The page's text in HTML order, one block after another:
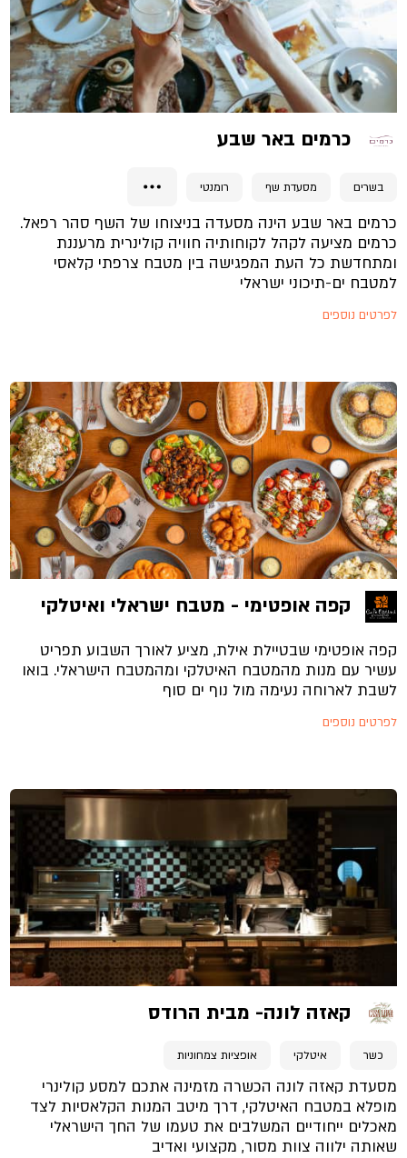
כרמים באר שבע
בשרים מסעדת שף רומנטי
כרמים באר שבע הינה מסעדה בניצוחו של השף סהר רפאל.
כרמים מציעה לקהל לקוחותיה חוויה קולינרית מרעננת
ומתחדשת כל העת המפגישה בין מטבח צרפתי קלאסי
למטבח ים-תיכוני ישראלי
לפרטים נוספים
קפה אופטימי - מטבח ישראלי ואיטלקי
קפה אופטימי שבטיילת אילת, מציע לאורך השבוע תפריט
עשיר עם מנות מהמטבח האיטלקי ומהמטבח הישראלי. בואו
לשבת לארוחה נעימה מול נוף ים סוף
לפרטים נוספים
קאזה לונה- מבית הרודס
כשר איטלקי אופציות צמחוניות
מסעדת קאזה לונה הכשרה מזמינה אתכם למסע קולינרי
מופלא במטבח האיטלקי, דרך מיטב המנות הקלאסיות לצד
מאכלים ייחודיים המשלבים את טעמו של החך הישראלי
שאותה ילווה צוות מסור, מקצועי ואדיב